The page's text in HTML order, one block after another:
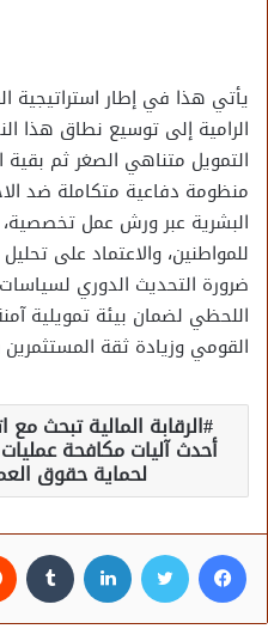
يأتي هذا في إطار استراتيجية
الرامية إلى توسيع نطاق هذا
التمويل متناهي الصغر ثم بقية
منظومة دفاعية متكاملة ضد
البشرية عبر ورش عمل
للمواطنين، والاعتماد على
ضرورة التحديث الدوري
اللحظي لضمان بيئة تمويلية
القومي وزيادة ثقة
الرقابة المالية تبحث
أحدث آليات مكافحة
لحماية حقوق
فيسبوك تويتر لينكدإن